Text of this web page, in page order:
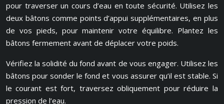
pour traverser un cours d’eau en toute sécurité. Utilisez les
deux bâtons comme points d’appui supplémentaires, en plus
de vos pieds, pour maintenir votre équilibre. Plantez les
bâtons fermement avant de déplacer votre poids.
Vérifiez la solidité du fond avant de vous engager. Utilisez les
bâtons pour sonder le fond et vous assurer qu’il est stable. Si
le courant est fort, traversez obliquement pour réduire la
pression de l’eau.